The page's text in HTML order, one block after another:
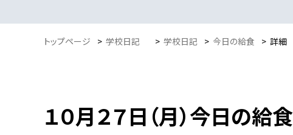
トップページ > 学校日記 > 学校日記 > 今日の給食 > 詳細
１０月２７日（月）今日の給食